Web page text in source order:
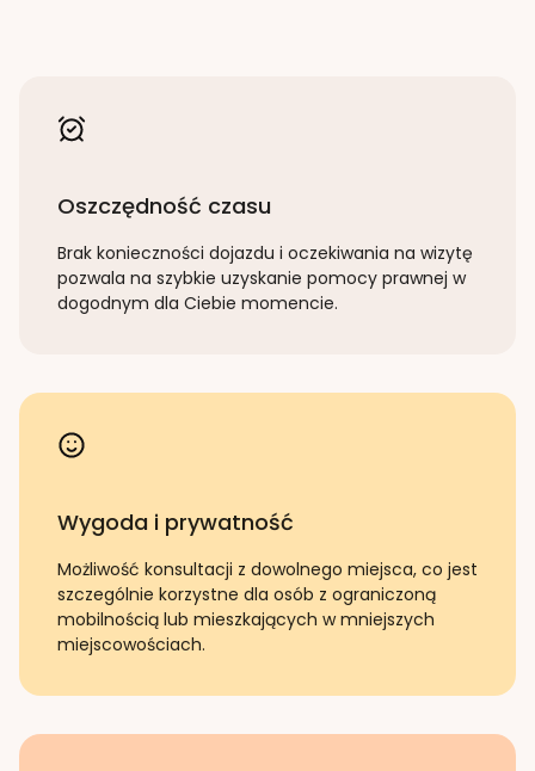
Oszczędność czasu
Brak konieczności dojazdu i oczekiwania na wizytę
pozwala na szybkie uzyskanie pomocy prawnej w
dogodnym dla Ciebie momencie.
Wygoda i prywatność
Możliwość konsultacji z dowolnego miejsca, co jest
szczególnie korzystne dla osób z ograniczoną
mobilnością lub mieszkających w mniejszych
miejscowościach.